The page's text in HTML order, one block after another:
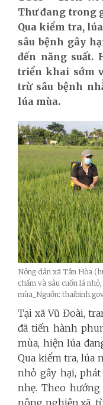
Thư đang trong
Qua kiểm tra,
sâu bệnh gây
đến năng suất.
triển khai sớm
trừ sâu bệnh
lúa mùa.
Nông dân xã Tân Hòa
chấm và sâu cuốn lá
mùa_Nguồn:
Tại xã Vũ Đoài,
đã tiến hành
mùa, hiện lúa
Qua kiểm tra, lúa
nhỏ gây hại,
nhẹ. Theo hướng
nông nghiệp xã,